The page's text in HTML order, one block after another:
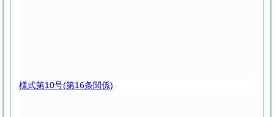
様式第10号(第16条関係)